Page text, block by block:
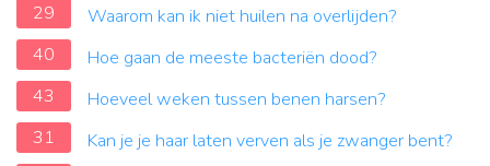
29
Waarom kan ik niet huilen na overlijden?
40
Hoe gaan de meeste bacteriën dood?
43
Hoeveel weken tussen benen harsen?
31
Kan je je haar laten verven als je zwanger bent?